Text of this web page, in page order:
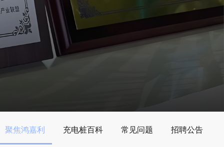
聚焦鸿嘉利 充电桩百科 常见问题 招聘公告